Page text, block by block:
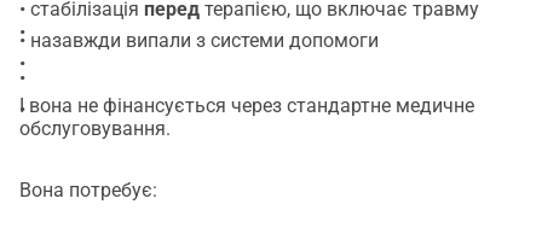
• стабілізація перед терапією, що включає травму
•
•
• назавжди випали з системи допомоги
•
•І вона не фінансується через стандартне медичне
обслуговування.
Вона потребує: